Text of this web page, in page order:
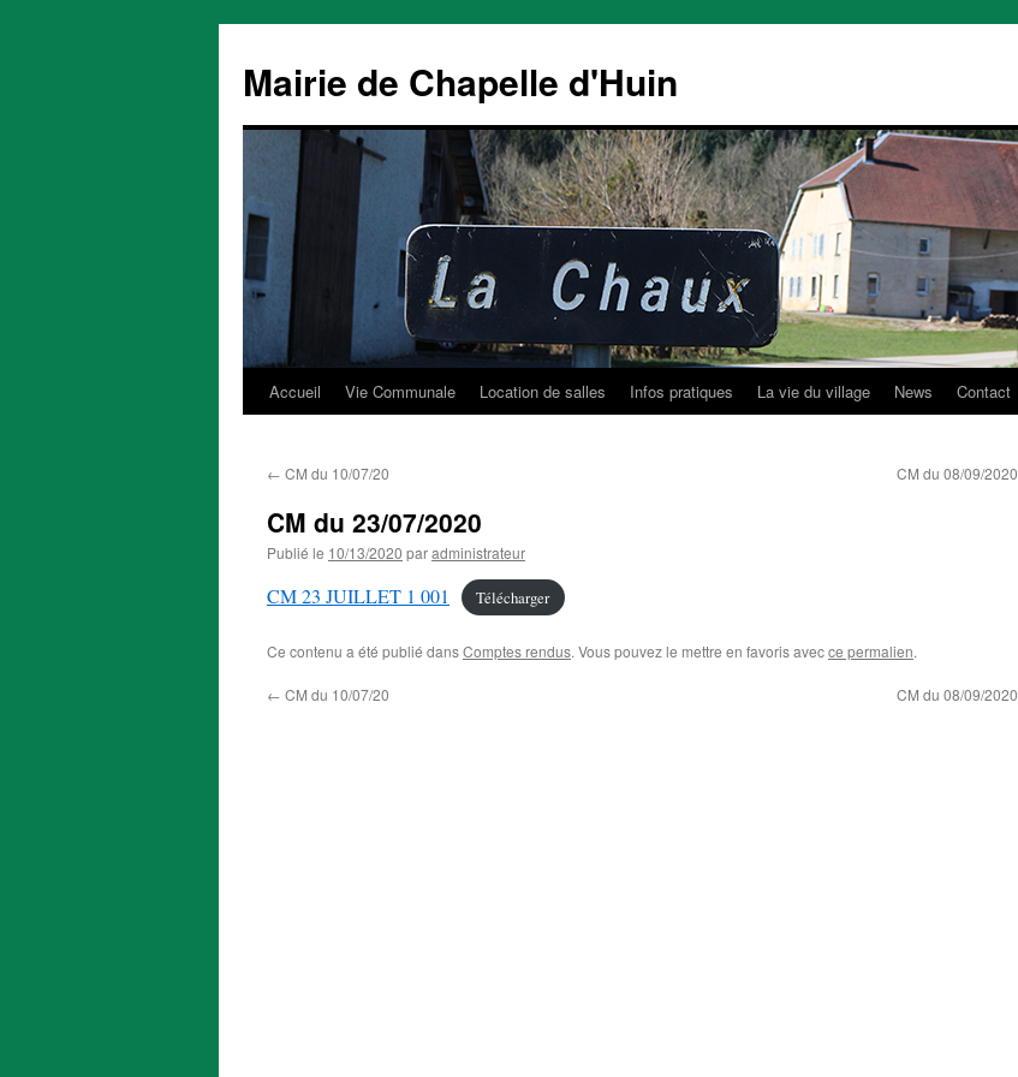
Mairie de Chapelle d'Huin
Aller
contenu
Accueil Vie Communale Location de salles Infos pratiques La vie du village News Contact
← CM du 10/07/20 CM du 08/09/2020
CM du 23/07/2020
Publié le 10/13/2020 paradministrateur
CM 23 JUILLET 1 001 Télécharger
Ce contenu a été publié dansComptes rendus. Vous pouvez le mettre en favoris avecce permalien.
← CM du 10/07/20 CM du 08/09/2020